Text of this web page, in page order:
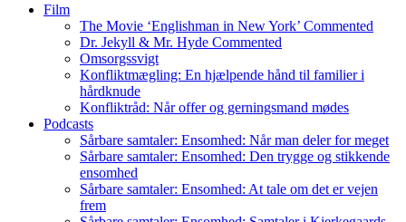
Film
The Movie ‘Englishman in New York’ Commented
Dr. Jekyll & Mr. Hyde Commented
Omsorgssvigt
Konfliktmægling: En hjælpende hånd til familier i
hårdknude
Konfliktråd: Når offer og gerningsmand mødes
Podcasts
Sårbare samtaler: Ensomhed: Når man deler for meget
Sårbare samtaler: Ensomhed: Den trygge og stikkende
ensomhed
Sårbare samtaler: Ensomhed: At tale om det er vejen
frem